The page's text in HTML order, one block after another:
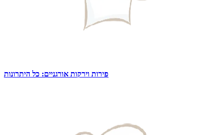
פירות וירקות אורגניים: כל היתרונות